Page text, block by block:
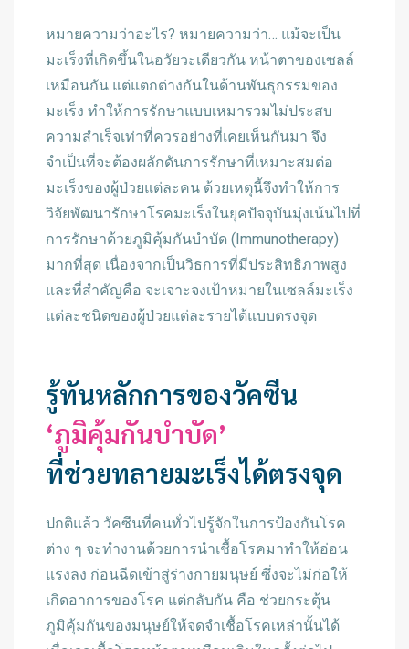
หมายความว่าอะไร? หมายความว่า… แม้จะเป็น
มะเร็งที่เกิดขึ้นในอวัยวะเดียวกัน หน้าตาของเซลล์
เหมือนกัน แต่แตกต่างกันในด้านพันธุกรรมของ
มะเร็ง ทำให้การรักษาแบบเหมารวมไม่ประสบ
ความสำเร็จเท่าที่ควรอย่างที่เคยเห็นกันมา จึง
จำเป็นที่จะต้องผลักดันการรักษาที่เหมาะสมต่อ
มะเร็งของผู้ป่วยแต่ละคน ด้วยเหตุนี้จึงทำให้การ
วิจัยพัฒนารักษาโรคมะเร็งในยุคปัจจุบันมุ่งเน้นไปที่
การรักษาด้วยภูมิคุ้มกันบำบัด (Immunotherapy)
มากที่สุด เนื่องจากเป็นวิธการที่มีประสิทธิภาพสูง
และที่สำคัญคือ จะเจาะจงเป้าหมายในเซลล์มะเร็ง
แต่ละชนิดของผู้ป่วยแต่ละรายได้แบบตรงจุด
รู้ทันหลักการของวัคซีน
‘ภูมิคุ้มกันบำบัด’
ที่ช่วยทลายมะเร็งได้ตรงจุด
ปกติแล้ว วัคซีนที่คนทั่วไปรู้จักในการป้องกันโรค
ต่าง ๆ จะทำงานด้วยการนำเชื้อโรคมาทำให้อ่อน
แรงลง ก่อนฉีดเข้าสู่ร่างกายมนุษย์ ซึ่งจะไม่ก่อให้
เกิดอาการของโรค แต่กลับกัน คือ ช่วยกระตุ้น
ภูมิคุ้มกันของมนุษย์ให้จดจำเชื้อโรคเหล่านั้นได้